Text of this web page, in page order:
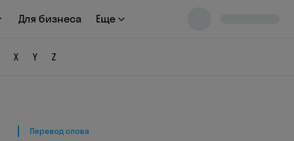
Для бизнеса Еще
X Y Z
Перевод слова